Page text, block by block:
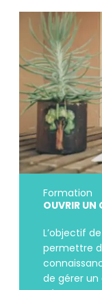
Formation
OUVRIR UN
L’objectif
permettre
de gérer